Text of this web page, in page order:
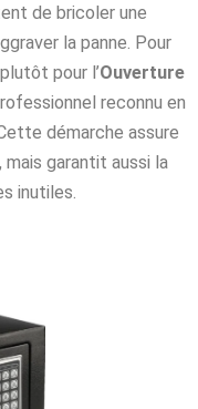
de bricoler une
la panne. Pour
pour l’Ouverture
reconnu en
démarche assure
garantit aussi la
inutiles.